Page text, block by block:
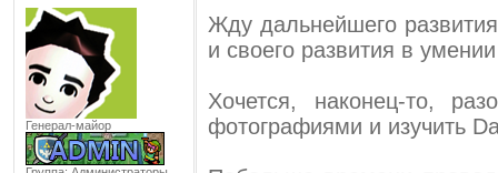
Генерал-майор
Жду дальнейшего
и своего развития в
Хочется, наконец-то,
фотографиями и изучить